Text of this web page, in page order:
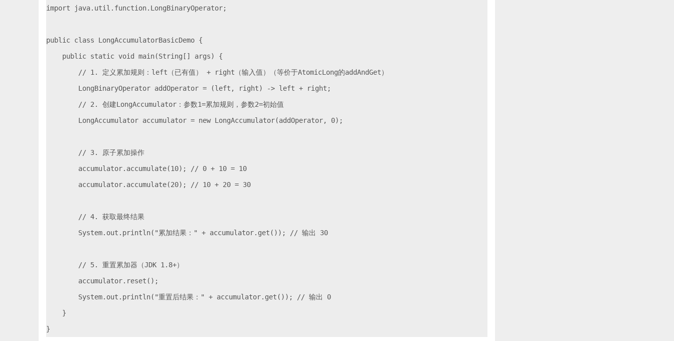
import java.util.function.LongBinaryOperator;
public class LongAccumulatorBasicDemo {
    public static void main(String[] args) {
        // 1. 定义累加规则：left（已有值） + right（输入值）（等价于AtomicLong的addAndGet）
        LongBinaryOperator addOperator = (left, right) -> left + right;
        // 2. 创建LongAccumulator：参数1=累加规则，参数2=初始值
        LongAccumulator accumulator = new LongAccumulator(addOperator, 0);
        // 3. 原子累加操作
        accumulator.accumulate(10); // 0 + 10 = 10
        accumulator.accumulate(20); // 10 + 20 = 30
        // 4. 获取最终结果
        System.out.println("累加结果：" + accumulator.get()); // 输出 30
        // 5. 重置累加器（JDK 1.8+）
        accumulator.reset();
        System.out.println("重置后结果：" + accumulator.get()); // 输出 0
    }